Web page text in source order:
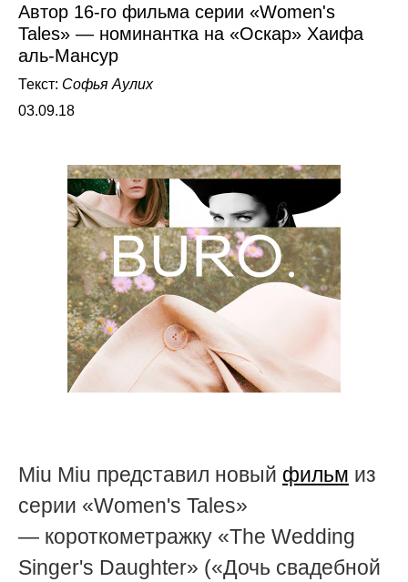
Автор 16-го фильма серии «Women's
Tales» — номинантка на «Оскар» Хаифа
аль-Мансур
Текст: Софья Аулих
03.09.18
Miu Miu представил новый фильм из
серии «Women's Tales»
— короткометражку «The Wedding
Singer's Daughter» («Дочь свадебной